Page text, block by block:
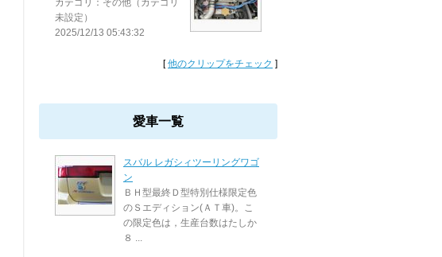
カテゴリ：その他（カテゴリ
未設定）
2025/12/13 05:43:32
[他のクリップをチェック ]
愛車一覧
スバル レガシィツーリングワゴ
ン
ＢＨ型最終Ｄ型特別仕様限定色
のＳエディション(ＡＴ車)。こ
の限定色は，生産台数はたしか
８ ...